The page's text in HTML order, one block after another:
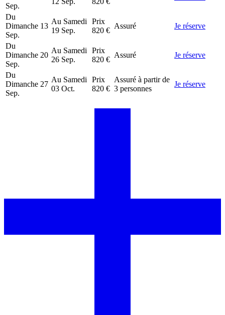
Sep.
Du
Dimanche 13
Sep.
Au Samedi
19 Sep.
Prix
820 €
Assuré Je réserve
Du
Dimanche 20
Sep.
Au Samedi
26 Sep.
Prix
820 €
Assuré Je réserve
Du
Dimanche 27
Sep.
Au Samedi
03 Oct.
Prix
820 €
Assuré à partir de
3 personnes
Je réserve